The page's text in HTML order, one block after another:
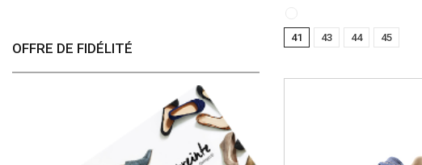
OFFRE DE FIDÉLITÉ
41 43 44 45